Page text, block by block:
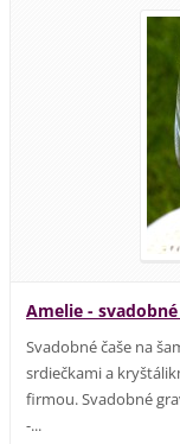
Amelie -
Svadobné čaše na
srdiečkami a
firmou. Svadobné
-...